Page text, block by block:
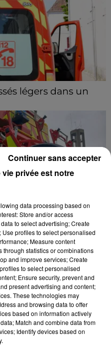
légers dans un
perturbée ce samedi
de Barjouville à la
véhicules. Quatre...
de jardin
début d'après-midi 8
à Nottonville.
a permis
Voir plus
privée est notre
data processing based on
Store and/or access
to select advertising; Create
profiles to select personalised
Measure content
statistics or combinations
and improve services; Create
to select personalised
Ensure security, prevent and
present advertising and content;
These technologies may
and browsing data to offer
based on information actively
Match and combine data from
Identify devices based on
Continuer sans accepter